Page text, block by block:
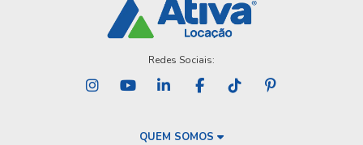
Redes Sociais:
QUEM SOMOS